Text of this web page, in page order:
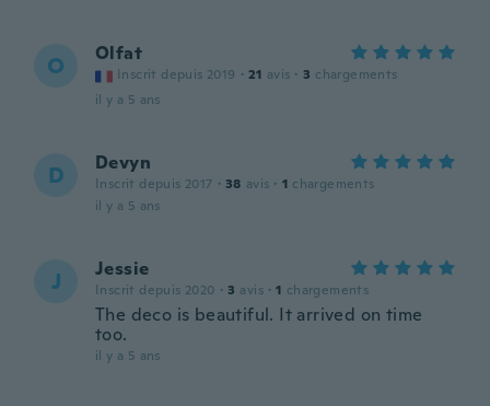
O Olfat
Inscrit depuis 2019 · 21 avis · 3 chargements
il y a 5 ans
D Devyn
Inscrit depuis 2017 · 38 avis · 1 chargements
il y a 5 ans
J Jessie
Inscrit depuis 2020 · 3 avis · 1 chargements
The deco is beautiful. It arrived on time
too.
il y a 5 ans